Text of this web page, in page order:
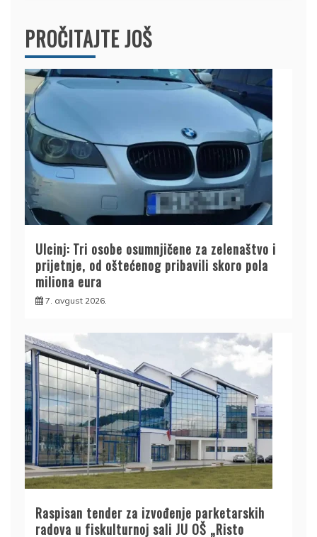
PROČITAJTE JOŠ
Ulcinj: Tri osobe osumnjičene za zelenaštvo i
prijetnje, od oštećenog pribavili skoro pola
miliona eura
7. avgust 2026.
Raspisan tender za izvođenje parketarskih
radova u fiskulturnoj sali JU OŠ „Risto